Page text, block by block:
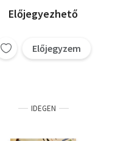
olajfestét)
Előjegyezhető
Előjegyzem
IDEGEN